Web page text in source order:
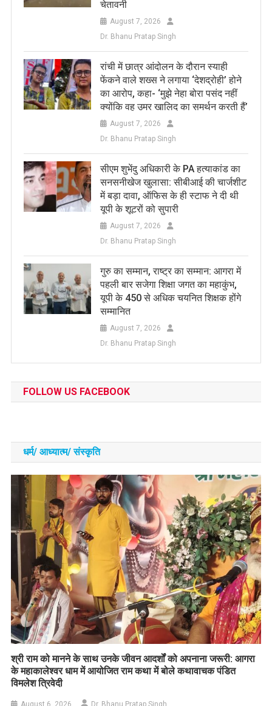
चेतावनी
August 7, 2026
Dr. Bhanu Pratap Singh
रांची में छात्र आंदोलन के दौरान स्याही
फेंकने वाले शख्स ने लगाया ‘देशद्रोही’ होने
का आरोप, कहा- ‘मुझे नेहा बोरा पसंद नहीं
क्योंकि वह उमर खालिद का समर्थन करती हैं’
August 7, 2026
Dr. Bhanu Pratap Singh
सीएम शुभेंदु अधिकारी के PA हत्याकांड का
सनसनीखेज खुलासा: सीबीआई की चार्जशीट
में बड़ा दावा, ऑफिस के ही स्टाफ ने दी थी
यूपी के शूटरों को सुपारी
August 7, 2026
Dr. Bhanu Pratap Singh
​गुरु का सम्मान, राष्ट्र का सम्मान: आगरा में
पहली बार सजेगा शिक्षा जगत का महाकुंभ,
यूपी के 450 से अधिक चयनित शिक्षक होंगे
सम्मानित
August 7, 2026
Dr. Bhanu Pratap Singh
FOLLOW US FACEBOOK
धर्म/ आध्‍यात्‍म/ संस्‍कृति
​श्री राम को मानने के साथ उनके जीवन आदर्शों को अपनाना जरूरी: आगरा
के महाकालेश्वर धाम में आयोजित राम कथा में बोले कथावाचक पंडित
विमलेश त्रिवेदी
August 6, 2026 Dr. Bhanu Pratap Singh